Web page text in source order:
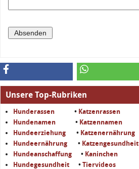
Unsere Top-Rubriken
Hunderassen • Katzenrassen
Hundenamen
• Katzennamen
Hundeerziehung • Katzenernährung
Hundeernährung • Katzengesundheit
Hundeanschaffung • Kaninchen
Hundegesundheit • Tiervideos